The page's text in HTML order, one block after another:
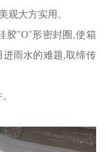
观大方实用。
胶"O"形密封圈,使箱
雨水的难题,取缔传